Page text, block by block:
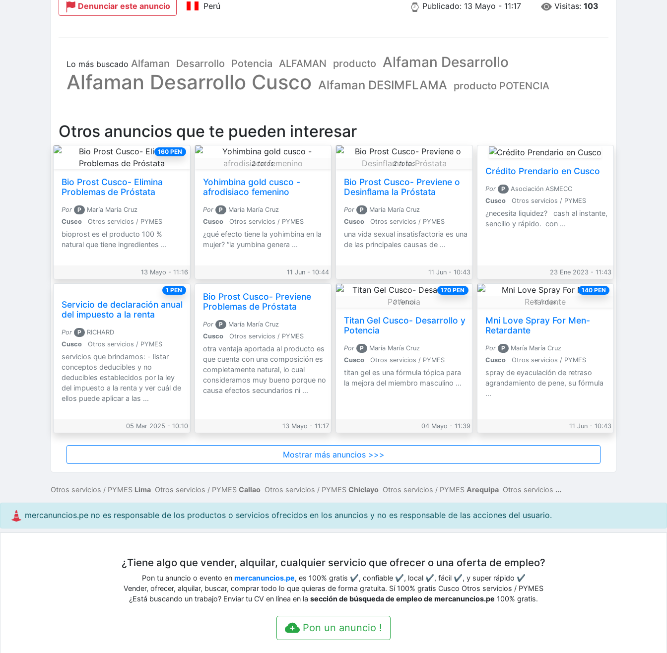
Denunciar este anuncio Perú Publicado: 13 Mayo - 11:17 Visitas: 103
Lo más buscado Alfaman Desarrollo Potencia ALFAMAN producto Alfaman Desarrollo
Alfaman Desarrollo Cusco Alfaman DESIMFLAMA producto POTENCIA
Otros anuncios que te pueden interesar
Bio Prost Cusco- Elimina
Problemas de Próstata
Por P
María María Cruz
Cusco
Otros servicios / PYMES
bioprost es el producto 100 %
natural que tiene ingredientes ...
160 PEN
13 Mayo - 11:16
2 fotos
Yohimbina gold cusco -
afrodisiaco femenino
Por P María María Cruz
Cusco
Otros servicios / PYMES
¿qué efecto tiene la yohimbina en la
mujer? “la yumbina genera ...
11 Jun - 10:44
2 fotos
Bio Prost Cusco- Previene o
Desinflama la Próstata
Por P
María María Cruz
Cusco
Otros servicios / PYMES
una vida sexual insatisfactoria es una
de las principales causas de ...
11 Jun - 10:43
Crédito Prendario en Cusco
Por P Asociación ASMECC
Cusco
Otros servicios / PYMES
¿necesita liquidez? cash al instante,
sencillo y rápido. con ...
23 Ene 2023 - 11:43
Servicio de declaración anual
del impuesto a la renta
Por P
RICHARD
Cusco
Otros servicios / PYMES
servicios que brindamos: - listar
conceptos deducibles y no
deducibles establecidos por la ley
del impuesto a la renta y ver cuál de
ellos puede aplicar a las ...
1 PEN
05 Mar 2025 - 10:10
Bio Prost Cusco- Previene
Problemas de Próstata
Por P María María Cruz
Cusco
Otros servicios / PYMES
otra ventaja aportada al producto es
que cuenta con una composición es
completamente natural, lo cual
consideramos muy bueno porque no
causa efectos secundarios ni ...
13 Mayo - 11:17
2 fotos
Titan Gel Cusco- Desarrollo y
Potencia
Por P
María María Cruz
Cusco
Otros servicios / PYMES
titan gel es una fórmula tópica para
la mejora del miembro masculino ...
170 PEN
04 Mayo - 11:39
4 fotos
Mni Love Spray For Men-
Retardante
Por P María María Cruz
Cusco
Otros servicios / PYMES
spray de eyaculación de retraso
agrandamiento de pene, su fórmula
...
140 PEN
11 Jun - 10:43
Mostrar más anuncios >>>
Otros servicios / PYMES Lima Otros servicios / PYMES Callao Otros servicios / PYMES Chiclayo Otros servicios / PYMES Arequipa Otros servicios ...
mercanuncios.pe no es responsable de los productos o servicios ofrecidos en los anuncios y no es responsable de las acciones del usuario.
¿Tiene algo que vender, alquilar, cualquier servicio que ofrecer o una oferta de empleo?
Pon tu anuncio o evento en mercanuncios.pe, es 100% gratis ✔, confiable ✔, local ✔, fácil ✔, y super rápido ✔
Vender, ofrecer, alquilar, buscar, comprar todo lo que quieras de forma gratuita. Sí 100% gratis Cusco Otros servicios / PYMES
¿Está buscando un trabajo? Enviar tu CV en línea en la sección de búsqueda de empleo de mercanuncios.pe 100% gratis.
Pon un anuncio !